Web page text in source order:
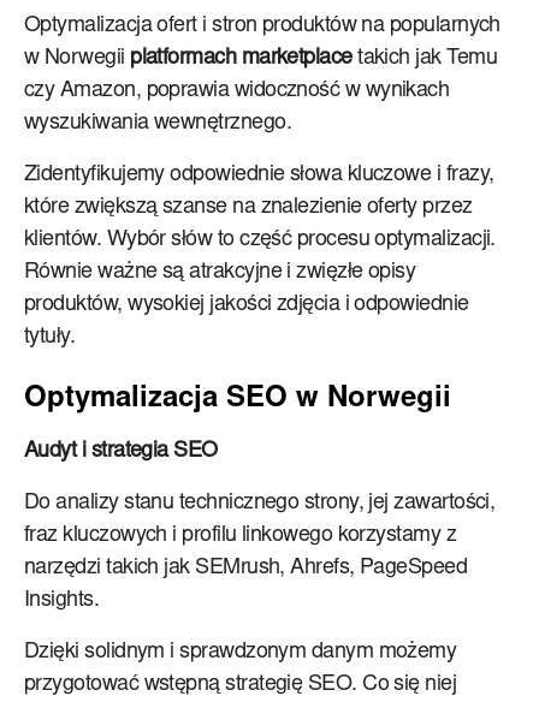
Optymalizacja ofert i stron produktów na popularnych
w Norwegii platformach marketplacetakich jak Temu
czy Amazon, poprawia widoczność w wynikach
wyszukiwania wewnętrznego.
Zidentyfikujemy odpowiednie słowa kluczowe i frazy,
które zwiększą szanse na znalezienie oferty przez
klientów. Wybór słów to część procesu optymalizacji.
Równie ważne są atrakcyjne i zwięzłe opisy
produktów, wysokiej jakości zdjęcia i odpowiednie
tytuły.
Optymalizacja SEO w Norwegii
Audyt i strategia SEO
Do analizy stanu technicznego strony, jej zawartości,
fraz kluczowych i profilu linkowego korzystamy z
narzędzi takich jak SEMrush, Ahrefs, PageSpeed
Insights.
Dzięki solidnym i sprawdzonym danym możemy
przygotować wstępną strategię SEO. Co się niej